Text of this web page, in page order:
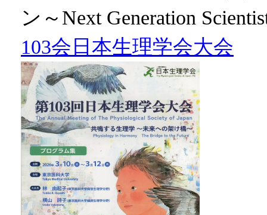
ン～Next Generation
103会日本生理学会大会